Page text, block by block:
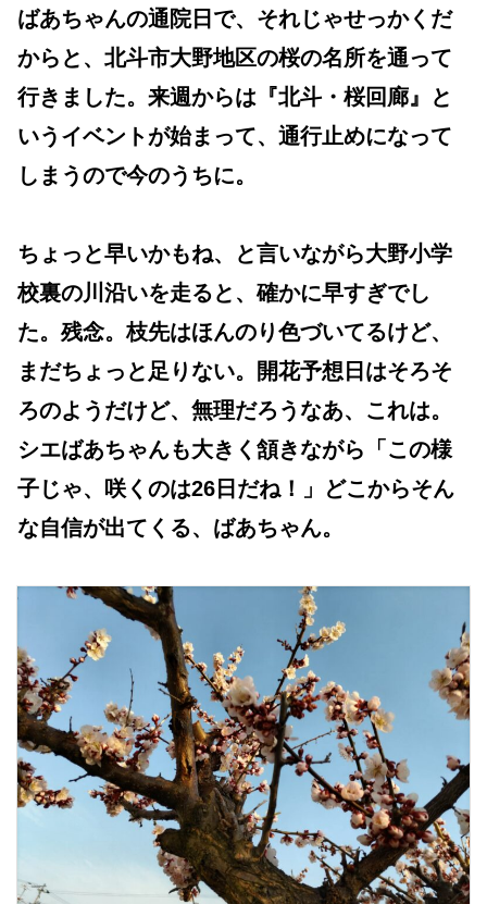
ばあちゃんの通院日で、それじゃせっかくだ
からと、北斗市大野地区の桜の名所を通って
行きました。来週からは『北斗・桜回廊』と
いうイベントが始まって、通行止めになって
しまうので今のうちに。
ちょっと早いかもね、と言いながら大野小学
校裏の川沿いを走ると、確かに早すぎでし
た。残念。枝先はほんのり色づいてるけど、
まだちょっと足りない。開花予想日はそろそ
ろのようだけど、無理だろうなあ、これは。
シエばあちゃんも大きく頷きながら「この様
子じゃ、咲くのは26日だね！」どこからそん
な自信が出てくる、ばあちゃん。